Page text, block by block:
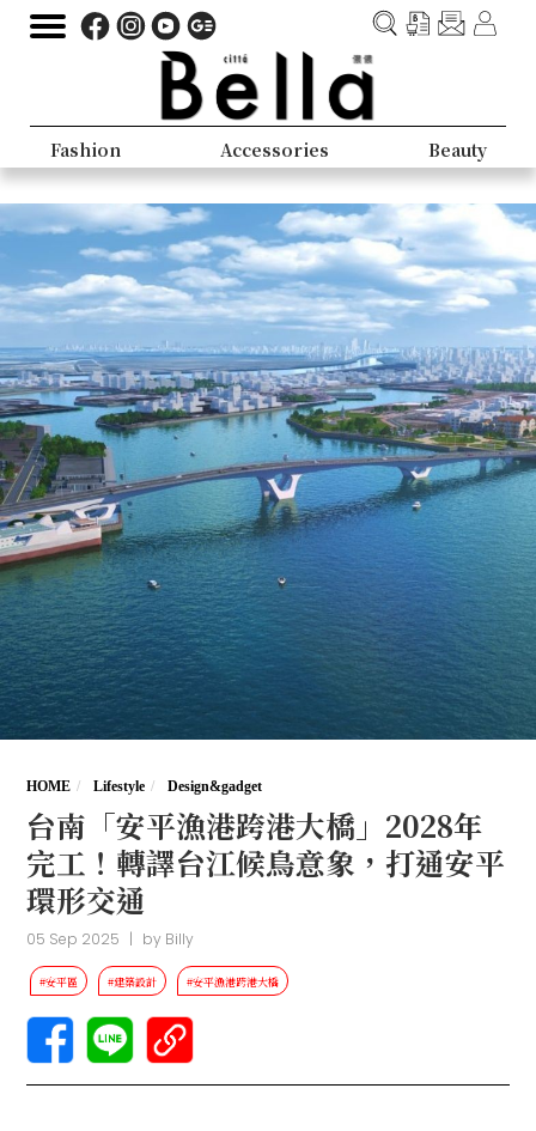
Fashion Accessories Beauty
HOME Lifestyle Design&gadget
台南「安平漁港跨港大橋」2028年
完工！轉譯台江候鳥意象，打通安平
環形交通
05 Sep 2025 | by Billy
#安平區 #建築設計 #安平漁港跨港大橋